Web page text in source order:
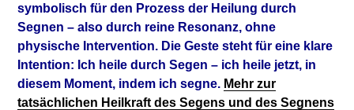
symbolisch für den Prozess der Heilung durch
Segnen – also durch reine Resonanz, ohne
physische Intervention. Die Geste steht für eine klare
Intention: Ich heile durch Segen – ich heile jetzt, in
diesem Moment, indem ich segne. Mehr zur
tatsächlichen Heilkraft des Segens und des Segnens